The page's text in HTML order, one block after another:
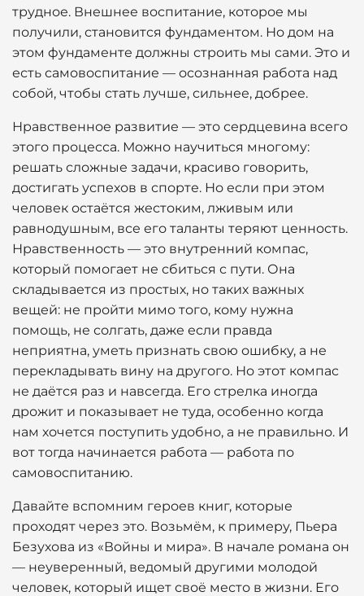
трудное. Внешнее воспитание, которое мы
получили, становится фундаментом. Но дом на
этом фундаменте должны строить мы сами. Это и
есть самовоспитание — осознанная работа над
собой, чтобы стать лучше, сильнее, добрее.
Нравственное развитие — это сердцевина всего
этого процесса. Можно научиться многому:
решать сложные задачи, красиво говорить,
достигать успехов в спорте. Но если при этом
человек остаётся жестоким, лживым или
равнодушным, все его таланты теряют ценность.
Нравственность — это внутренний компас,
который помогает не сбиться с пути. Она
складывается из простых, но таких важных
вещей: не пройти мимо того, кому нужна
помощь, не солгать, даже если правда
неприятна, уметь признать свою ошибку, а не
перекладывать вину на другого. Но этот компас
не даётся раз и навсегда. Его стрелка иногда
дрожит и показывает не туда, особенно когда
нам хочется поступить удобно, а не правильно. И
вот тогда начинается работа — работа по
самовоспитанию.
Давайте вспомним героев книг, которые
проходят через это. Возьмём, к примеру, Пьера
Безухова из «Войны и мира». В начале романа он
— неуверенный, ведомый другими молодой
человек, который ищет своё место в жизни. Его